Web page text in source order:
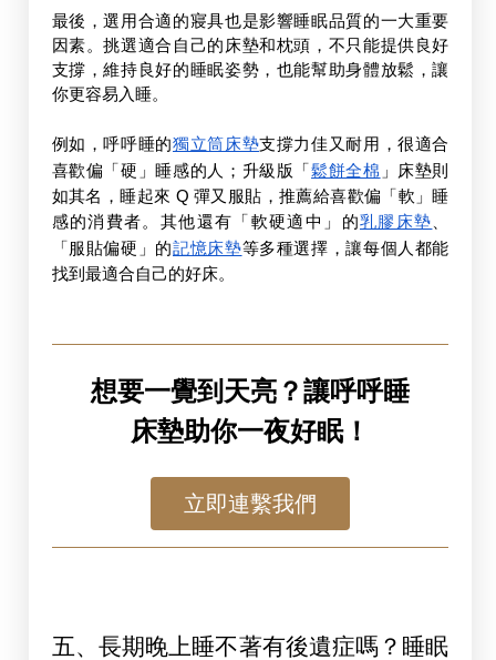
最後，選用合適的寢具也是影響睡眠品質的一大重要
因素。挑選適合自己的床墊和枕頭，不只能提供良好
支撐，維持良好的睡眠姿勢，也能幫助身體放鬆，讓
你更容易入睡。
例如，呼呼睡的獨立筒床墊支撐力佳又耐用，很適合
喜歡偏「硬」睡感的人；升級版「鬆餅全棉 」床墊則
如其名，睡起來 Q 彈又服貼，推薦給喜歡偏「軟」睡
感的消費者。其他還有「軟硬適中」的乳膠床墊
「服貼偏硬」的記憶床墊等多種選擇，讓每個人都能
找到最適合自己的好床。
想要一覺到天亮？讓呼呼睡
床墊助你一夜好眠！
立即連繫我們
五、長期晚上睡不著有後遺症嗎？睡眠